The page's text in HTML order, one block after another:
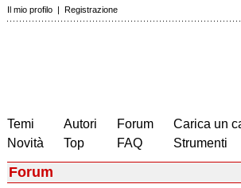
Il mio profilo | Registrazione
Temi
Novità
Autori
Top
Forum
FAQ
Carica un
Strumenti
Forum